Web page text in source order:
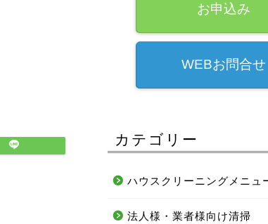
お申込み
WEBお問合せ
カテゴリー
ハウスクリーニングメニュ
法人様・業者様向け清掃